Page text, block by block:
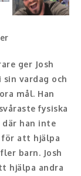
ger Josh
vardag och
mål. Han
fysiska
han inte
för att hjälpa
barn. Josh
hjälpa andra